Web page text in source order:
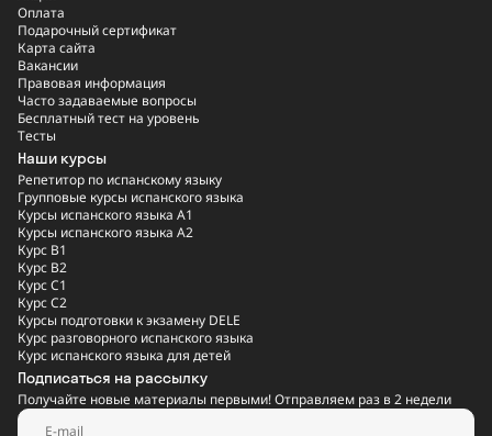
Оплата
Подарочный сертификат
Карта сайта
Вакансии
Правовая информация
Часто задаваемые вопросы
Бесплатный тест на уровень
Тесты
Наши курсы
Репетитор по испанскому языку
Групповые курсы испанского языка
Курсы испанского языка A1
Курсы испанского языка A2
Курс B1
Курс B2
Курс C1
Курс C2
Курсы подготовки к экзамену DELE
Курс разговорного испанского языка
Курс испанского языка для детей
Подписаться на рассылку
Получайте новые материалы первыми! Отправляем раз в 2 недели